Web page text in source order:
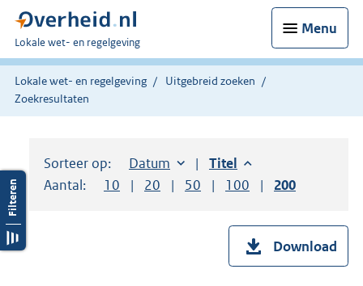
Menu
U
bent
hier:
Lokale wet- en regelgeving
Lokale wet- en regelgeving
Uitgebreid zoeken
Zoekresultaten
Sorteer op: Sorteer op:
Datum aflopendSorteer op:
Titel aflopend
Aantal:
Toon
10 resultaten per pagina
Toon
20 resultaten per pagina
Toon
50 resultaten per pagina
Toon
100 resultaten per
Toon
200
Download